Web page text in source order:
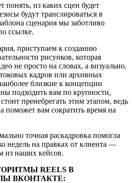
понять, из каких сцен будет
будут транслироваться в
сценария мы заботливо
ссылке.
приступаем к созданию
рисунков, которая
не просто на словах, а визуально.
кадров или архивных
близкие к концепции
подходить вам по крупности,
пренебрегать этим этапом, ведь
поможет вам сократить время на
точная раскадровка помогла
недель на правках от клиента —
из наших кейсов.
REELS В
ВКОНТАКТЕ: